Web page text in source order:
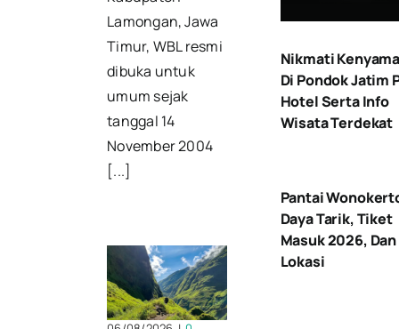
Lamongan, Jawa
Timur, WBL resmi
dibuka untuk
umum sejak
tanggal 14
November 2004
[...]
Nikmati
Di Pondok Jatim
Hotel Serta Info
Wisata Terdekat
Pantai
Daya Tarik, Tiket
Masuk 2026, Dan
Lokasi